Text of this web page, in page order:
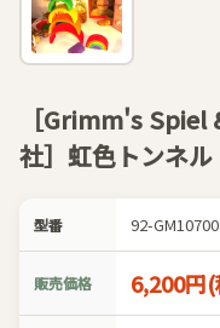
［Grimm's
社］虹色トンネ
型番 92-GM10700
販売価格 6,200円